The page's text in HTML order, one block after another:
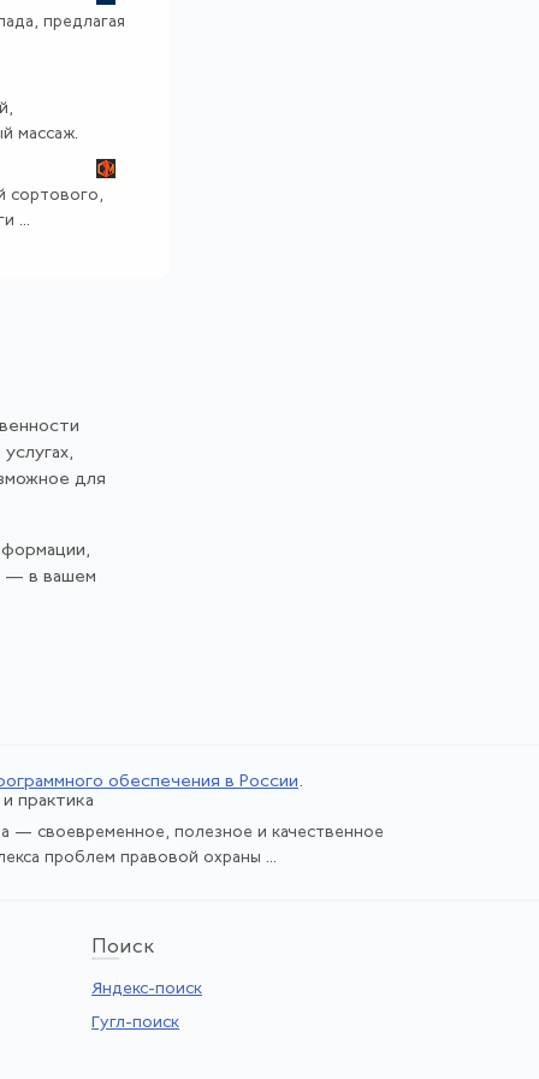
предлагая
массаж.
сортового,
...
для
— в вашем
обеспечения в России.
практика
— своевременное, полезное и качественное
проблем правовой охраны ...
Поиск
Яндекс-поиск
Гугл-поиск